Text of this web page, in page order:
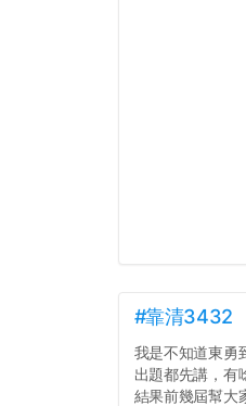
#靠清3432
我是不知道東勇
出題都先講，有
結果前幾屆幫大